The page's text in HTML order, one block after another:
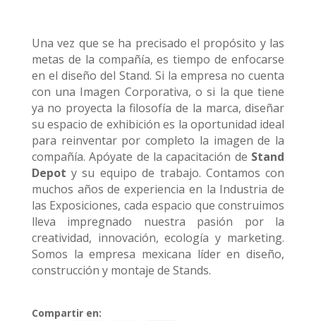
Una vez que se ha precisado el propósito y las
metas de la compañía, es tiempo de enfocarse
en el diseño del Stand. Si la empresa no cuenta
con una Imagen Corporativa, o si la que tiene
ya no proyecta la filosofía de la marca, diseñar
su espacio de exhibición es la oportunidad ideal
para reinventar por completo la imagen de la
compañía. Apóyate de la capacitación de Stand
Depot y su equipo de trabajo. Contamos con
muchos años de experiencia en la Industria de
las Exposiciones, cada espacio que construimos
lleva impregnado nuestra pasión por la
creatividad, innovación, ecología y marketing.
Somos la empresa mexicana líder en diseño,
construcción y montaje de Stands.
Compartir en: